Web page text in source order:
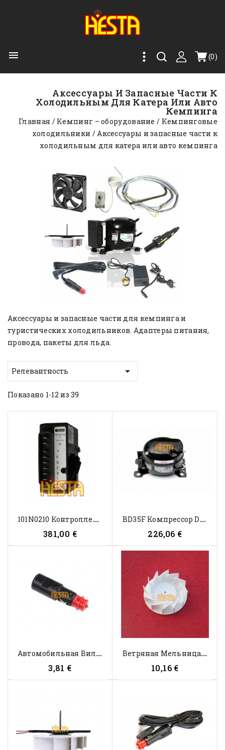
 (0)
Аксессуары И Запасные Части К
Холодильным Для Катера Или Авто
Кемпинга
Главная Кемпинг – оборудование
Kемпинговые
холодильники
Аксессуары и запасные части к
холодильным для катера или авто кемпинга
Aксессуары и запасные части для кемпинга и
туристических холодильников. Адаптеры питания,
провода, пакеты для льда.
Релевантность 
Показано 1-12 из 39
1
01N0210 Контроллер Secop...
381,00 €
B
D35F Компрессор DANFOSS Secop...
226,06 €
А
Втомобильная Вилка Для...
3,81 €
В
Етряная Мельница, Пропеллер...
10,16 €